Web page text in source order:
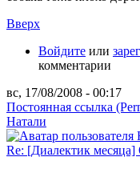
Вверх
Войдите или
комментарии
вс, 17/08/2008 - 00:17
Постоянная ссылка
Натали
Re: [Диалектик месяца]